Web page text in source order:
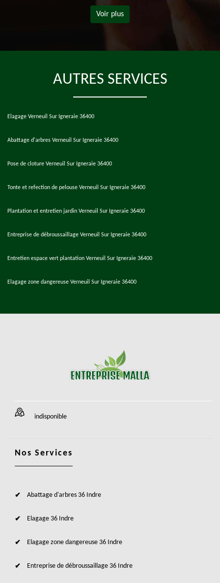
Voir plus
AUTRES SERVICES
Elagage Verneuil Sur Igneraie 36400
Abattage d'arbres Verneuil Sur Igneraie 36400
Pose de cloture Verneuil Sur Igneraie 36400
Tonte et refection de pelouse Verneuil Sur Igneraie 36400
Plantation et entretien jardin Verneuil Sur Igneraie 36400
Entreprise de débroussaillage Verneuil Sur Igneraie 36400
Entretien espace vert plantation Verneuil Sur Igneraie 36400
Elagage zone dangereuse Verneuil Sur Igneraie 36400
indisponible
Nos Services
Abattage d'arbres 36 Indre
Elagage 36 Indre
Elagage zone dangereuse 36 Indre
Entreprise de débroussaillage 36 Indre